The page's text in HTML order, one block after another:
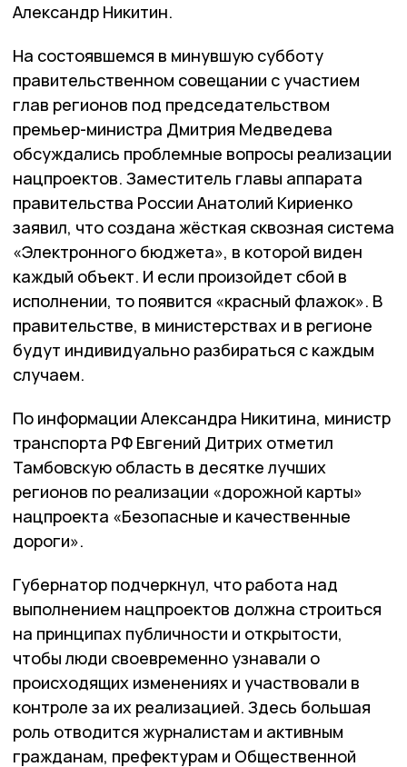
Александр Никитин.
На состоявшемся в минувшую субботу
правительственном совещании с участием
глав регионов под председательством
премьер-министра Дмитрия Медведева
обсуждались проблемные вопросы реализации
нацпроектов. Заместитель главы аппарата
правительства России Анатолий Кириенко
заявил, что создана жёсткая сквозная система
«Электронного бюджета», в которой виден
каждый объект. И если произойдет сбой в
исполнении, то появится «красный флажок». В
правительстве, в министерствах и в регионе
будут индивидуально разбираться с каждым
случаем.
По информации Александра Никитина, министр
транспорта РФ Евгений Дитрих отметил
Тамбовскую область в десятке лучших
регионов по реализации «дорожной карты»
нацпроекта «Безопасные и качественные
дороги».
Губернатор подчеркнул, что работа над
выполнением нацпроектов должна строиться
на принципах публичности и открытости,
чтобы люди своевременно узнавали о
происходящих изменениях и участвовали в
контроле за их реализацией. Здесь большая
роль отводится журналистам и активным
гражданам, префектурам и Общественной